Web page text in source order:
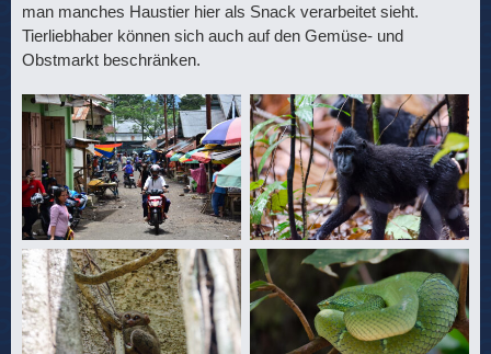
man manches Haustier hier als Snack verarbeitet sieht.
Tierliebhaber können sich auch auf den Gemüse- und
Obstmarkt beschränken.